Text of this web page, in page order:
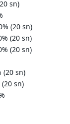
sn)
(20 sn)
(20 sn)
(20 sn)
(20 sn)
sn)